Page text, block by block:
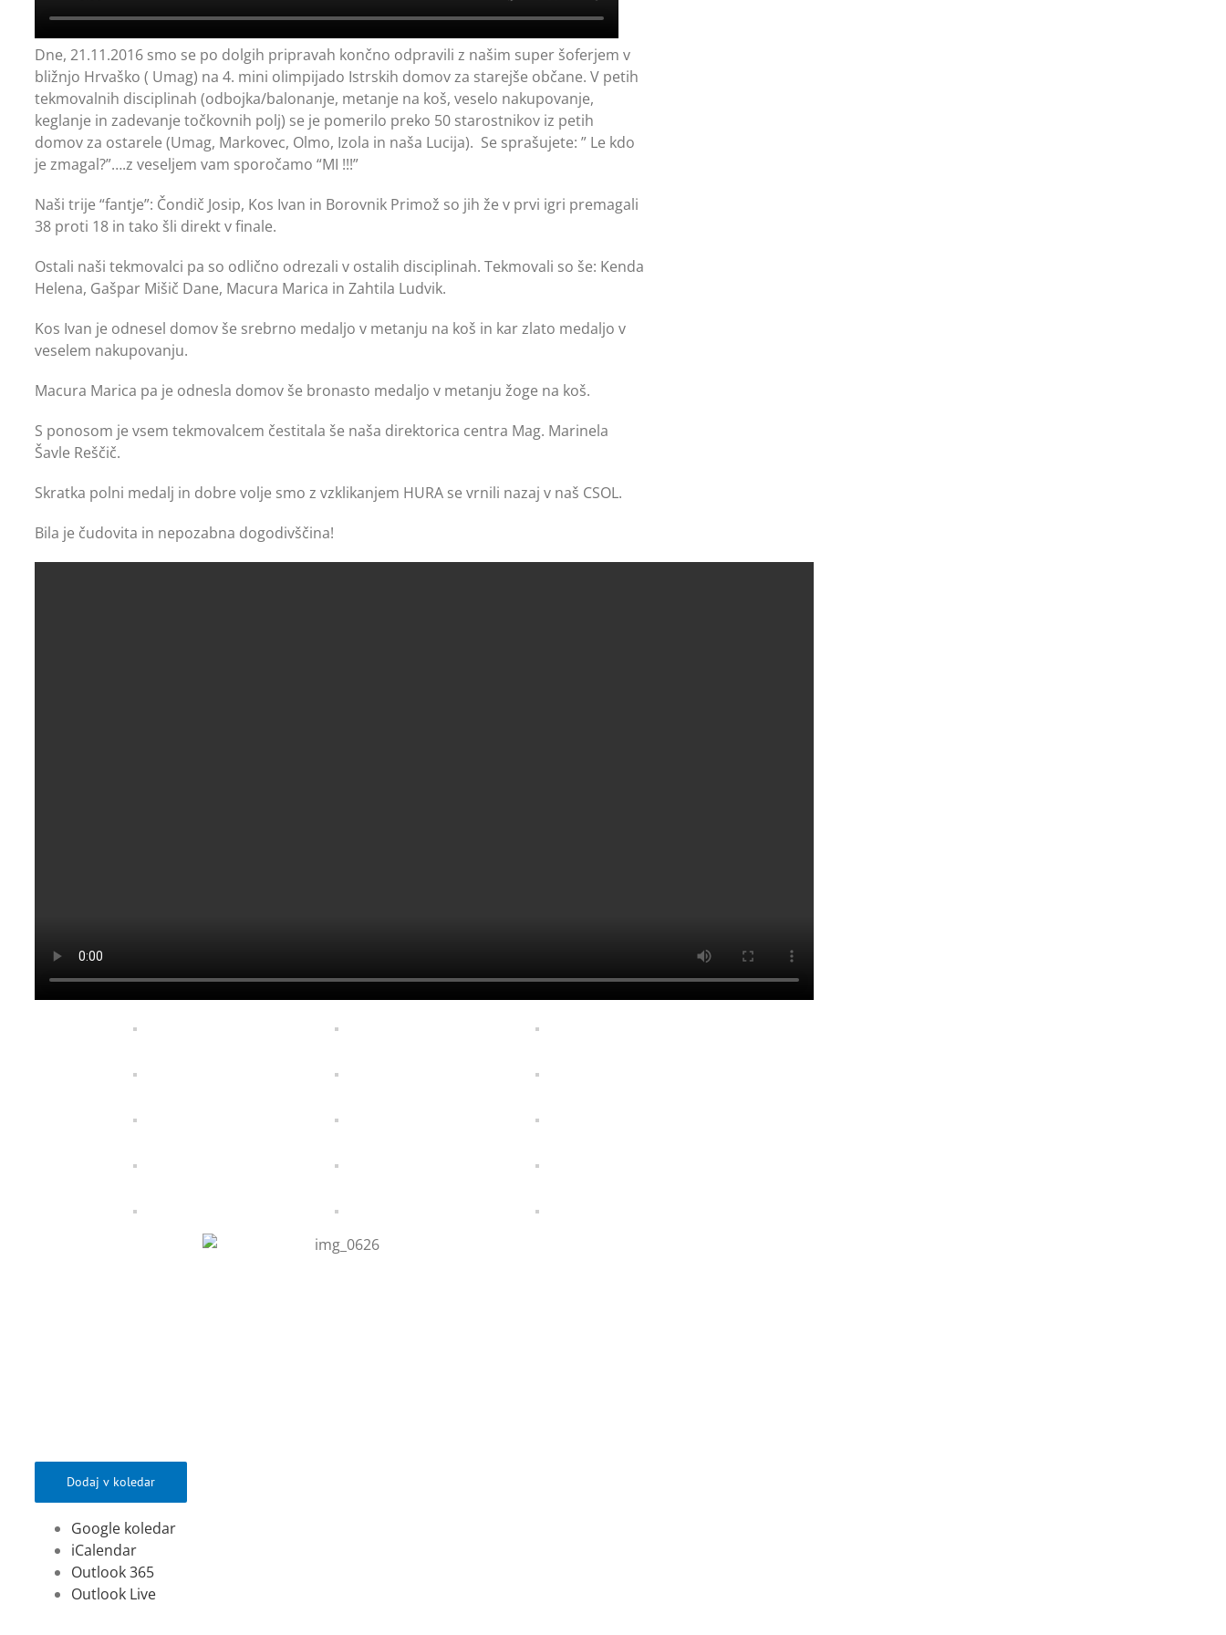
Dne, 21.11.2016 smo se po dolgih pripravah končno odpravili z našim super šoferjem v
bližnjo Hrvaško ( Umag) na 4. mini olimpijado Istrskih domov za starejše občane. V petih
tekmovalnih disciplinah (odbojka/balonanje, metanje na koš, veselo nakupovanje,
keglanje in zadevanje točkovnih polj) se je pomerilo preko 50 starostnikov iz petih
domov za ostarele (Umag, Markovec, Olmo, Izola in naša Lucija). Se sprašujete: ” Le kdo
je zmagal?”….z veseljem vam sporočamo “MI !!!”
Naši trije “fantje”: Čondič Josip, Kos Ivan in Borovnik Primož so jih že v prvi igri premagali
38 proti 18 in tako šli direkt v finale.
Ostali naši tekmovalci pa so odlično odrezali v ostalih disciplinah. Tekmovali so še: Kenda
Helena, Gašpar Mišič Dane, Macura Marica in Zahtila Ludvik.
Kos Ivan je odnesel domov še srebrno medaljo v metanju na koš in kar zlato medaljo v
veselem nakupovanju.
Macura Marica pa je odnesla domov še bronasto medaljo v metanju žoge na koš.
S ponosom je vsem tekmovalcem čestitala še naša direktorica centra Mag. Marinela
Šavle Reščič.
Skratka polni medalj in dobre volje smo z vzklikanjem HURA se vrnili nazaj v naš CSOL.
Bila je čudovita in nepozabna dogodivščina!
Dodaj v koledar
Google koledar
iCalendar
Outlook 365
Outlook Live